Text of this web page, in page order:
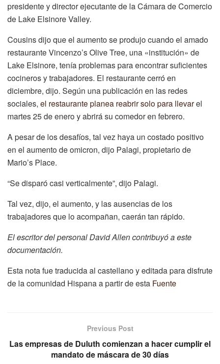
presidente y director ejecutante de la Cámara de Comercio
de Lake Elsinore Valley.
Cousins ​​dijo que el aumento se produjo cuando el amado
restaurante Vincenzo’s Olive Tree, una «institución» de
Lake Elsinore, tenía problemas para encontrar suficientes
cocineros y trabajadores. El restaurante cerró en
diciembre, dijo. Según una publicación en las redes
sociales, el restaurante planea reabrir solo para llevarel
martes 25 de enero y abrirá su comedor en febrero.
A pesar de los desafíos, tal vez haya un costado positivo
en el aumento de omicron, dijo Palagi, propietario de
Mario’s Place.
“Se disparó casi verticalmente”, dijo Palagi.
Tal vez, dijo, el aumento, y las ausencias de los
trabajadores que lo acompañan, caerán tan rápido.
El escritor del personal David Allen contribuyó a este
documentación.
Esta nota fue traducida al castellano y editada para disfrute
de la comunidad Hispana a partir de esta Fuente
Previous Post
Las empresas de Duluth comienzan a hacer cumplir el
mandato de máscara de 30 días